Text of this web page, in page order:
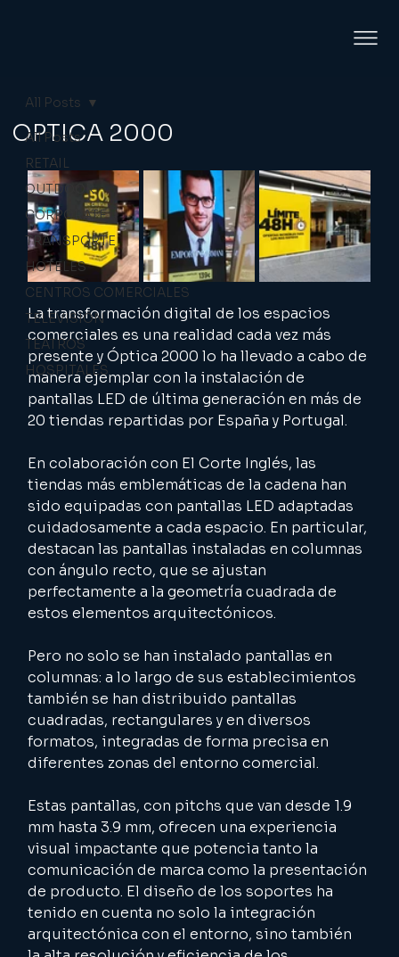
All Posts
RETAIL
OUTDOOR
CORPORATE
TRANSPORTE
HOTELES
CENTROS COMERCIALES
TELEVISIÓN
TEATROS
HOSPITALES
All Posts
OPTICA 2000
La transformación digital de los espacios
comerciales es una realidad cada vez más
presente y Óptica 2000 lo ha llevado a cabo de
manera ejemplar con la instalación de
pantallas LED de última generación en más de
20 tiendas repartidas por España y Portugal.
En colaboración con El Corte Inglés, las
tiendas más emblemáticas de la cadena han
sido equipadas con pantallas LED adaptadas
cuidadosamente a cada espacio. En particular,
destacan las pantallas instaladas en columnas
con ángulo recto, que se ajustan
perfectamente a la geometría cuadrada de
estos elementos arquitectónicos.
Pero no solo se han instalado pantallas en
columnas: a lo largo de sus establecimientos
también se han distribuido pantallas
cuadradas, rectangulares y en diversos
formatos, integradas de forma precisa en
diferentes zonas del entorno comercial.
Estas pantallas, con pitchs que van desde 1.9
mm hasta 3.9 mm, ofrecen una experiencia
visual impactante que potencia tanto la
comunicación de marca como la presentación
de producto. El diseño de los soportes ha
tenido en cuenta no solo la integración
arquitectónica con el entorno, sino también